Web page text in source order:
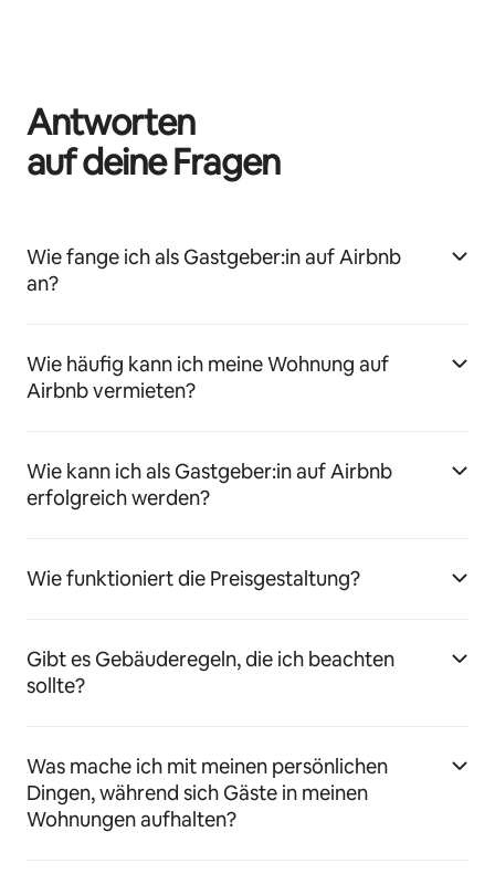
Antworten
auf deine Fragen
Wie fange ich als Gastgeber:in auf Airbnb
an?
Wie häufig kann ich meine Wohnung auf
Airbnb vermieten?
Wie kann ich als Gastgeber:in auf Airbnb
erfolgreich werden?
Wie funktioniert die Preisgestaltung?
Gibt es Gebäuderegeln, die ich beachten
sollte?
Was mache ich mit meinen persönlichen
Dingen, während sich Gäste in meinen
Wohnungen aufhalten?